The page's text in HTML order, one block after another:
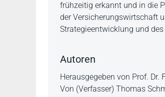
frühzeitig erkannt und in die
der Versicherungswirtschaft
Strategieentwicklung und
Autoren
Herausgegeben von Prof. Dr.
Von (Verfasser) Thomas